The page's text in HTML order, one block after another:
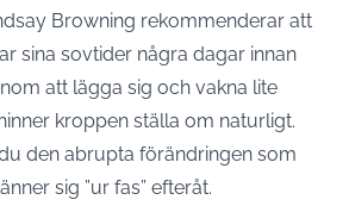
Browning rekommenderar att
sina sovtider några dagar innan
att lägga sig och vakna lite
kroppen ställa om naturligt.
den abrupta förändringen som
sig ”ur fas” efteråt.